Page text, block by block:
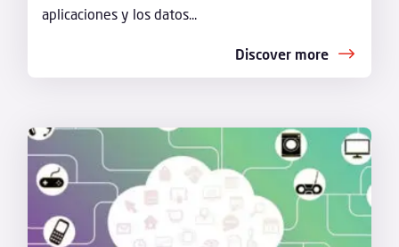
aplicaciones y los datos...
Discover more